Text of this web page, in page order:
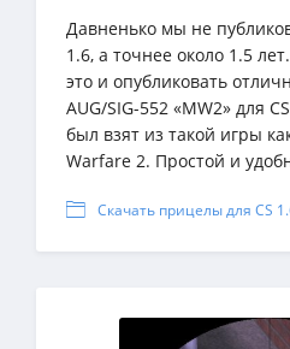
Давненько мы не
1.6, а точнее около 1.5
это и опубликовать
AUG/SIG-552 «MW2» для
был взят из такой игры
Warfare 2. Простой и
Скачать прицелы для CS